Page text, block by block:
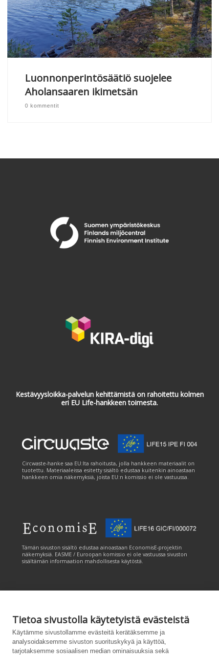
Tietoa sivustolla käytetyistä evästeistä
Käytämme sivustollamme evästeitä kerätäksemme ja
analysoidaksemme sivuston suorituskykyä ja käyttöä,
tarjotaksemme sosiaalisen median ominaisuuksia sekä
Luonnonperintösäätiö suojelee
Aholansaaren ikimetsän
0 kommentit
Kestävyysloikka-palvelun kehittämistä on rahoitettu kolmen
eri EU Life-hankkeen toimesta.
Circwaste-hanke saa EU:lta rahoitusta, jolla hankkeen materiaalit on
tuotettu. Materiaaleissa esitetty sisältö edustaa kuitenkin ainoastaan
hankkeen omia näkemyksiä, joista EU:n komissio ei ole vastuussa.
Tämän sivuston sisältö edustaa ainoastaan EconomisE-projektin
näkemyksiä. EASME / Euroopan komissio ei ole vastuussa sivuston
sisältämän informaation mahdollisesta käytöstä.
Tämän sivuston tuottamiseen on saatu rahoitusta Euroopan unionin
LIFE-ohjelmasta. Tämän sivuston sisältö edustaa ainoastaan
CANEMURE-hankkeen näkemyksiä ja EASME/EU:n komissio ei ole
vastuussa sivuston sisältämän informaation mahdollisesta käytöstä.